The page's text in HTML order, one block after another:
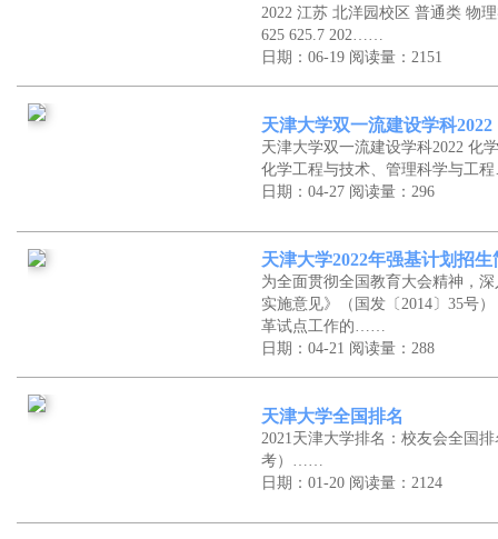
2022 江苏 北洋园校区 普通类 物
625 625.7 202……
日期：06-19 阅读量：2151
天津大学双一流建设学科2022
天津大学双一流建设学科2022 化
化学工程与技术、管理科学与工
日期：04-27 阅读量：296
天津大学2022年强基计划招生
为全面贯彻全国教育大会精神，
实施意见》（国发〔2014〕35号
革试点工作的……
日期：04-21 阅读量：288
天津大学全国排名
2021天津大学排名：校友会全国
考）……
日期：01-20 阅读量：2124